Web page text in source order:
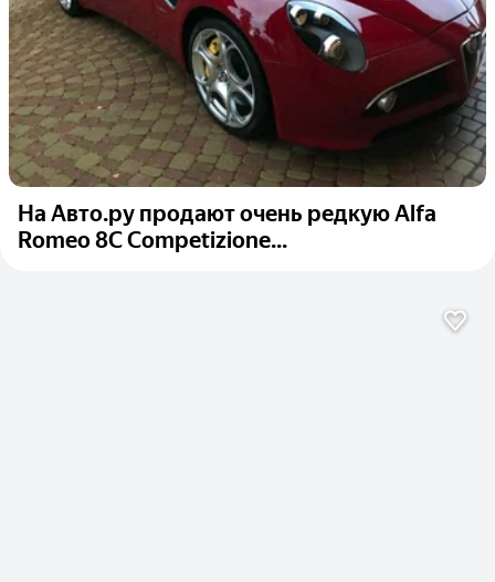
На Авто.ру продают очень редкую Alfa
Romeo 8C Competizione...